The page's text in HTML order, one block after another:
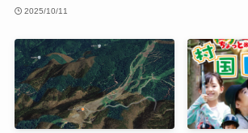
2025/10/11